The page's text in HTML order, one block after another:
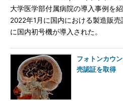
大学医学部付属病院の導入事例を
2022年1月に国内における製造販
に国内初号機が導入された。
フォトンカウ
売認証を取得